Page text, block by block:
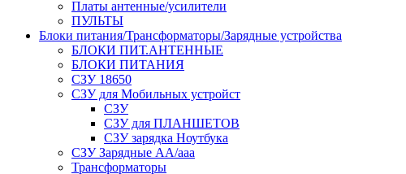
Платы антенные/усилители
ПУЛЬТЫ
Блоки питания/Трансформаторы/Зарядные устройства
БЛОКИ ПИТ.АНТЕННЫЕ
БЛОКИ ПИТАНИЯ
СЗУ 18650
СЗУ для Мобильных устройст
СЗУ
СЗУ для ПЛАНШЕТОВ
СЗУ зарядка Ноутбука
СЗУ Зарядные АА/ааа
Трансформаторы